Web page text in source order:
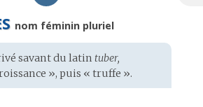
nom féminin pluriel
savant du latin tuber,
», puis « truffe ».